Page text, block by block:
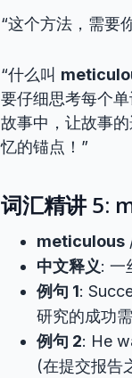
“这个方法，需要
“什么叫
要仔细思考每个
故事中，让故事
忆的锚点！”
词汇精讲 5:
meticulous
中文释义: 一
例句 1:
研究的成功
例句 2: He
(在提交报告